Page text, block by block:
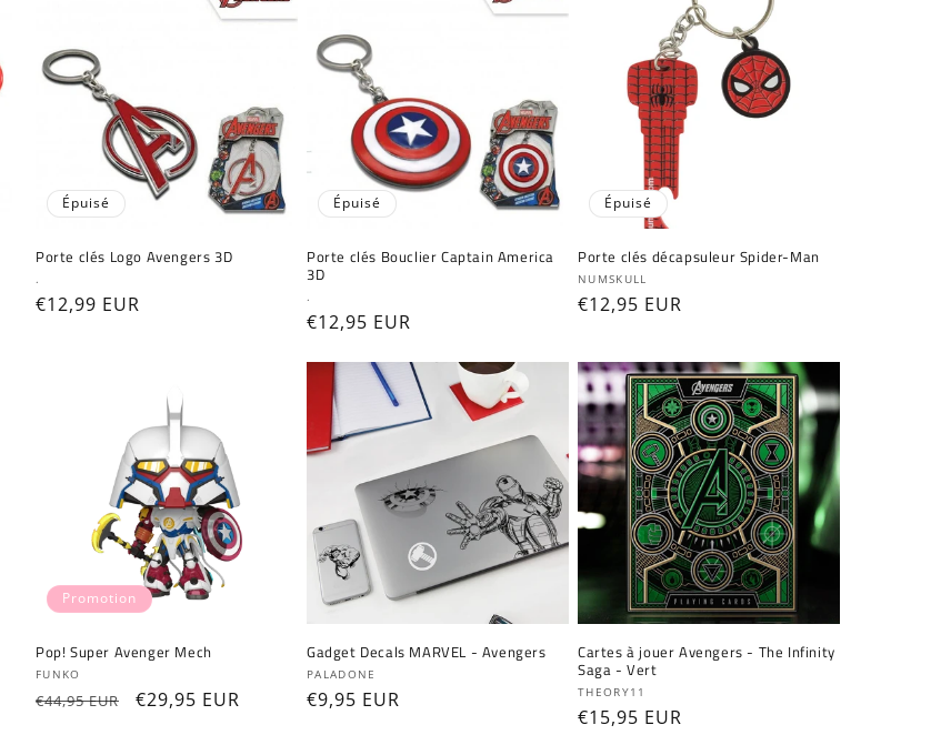
Épuisé
Porte clés Logo Avengers 3D
Fournisseur :
.
Prix
€12,99 EUR
Épuisé
Porte clés Bouclier Captain America
3D
Fournisseur :
.
Prix
€12,95 EUR
Épuisé
Porte clés décapsuleur Spider-Man
Fournisseur :
NUMSKULL
Prix
€12,95 EUR
Promotion
Pop! Super Avenger Mech
Fournisseur :
FUNKO
Prix
€44,95 EUR
Prix
€29,95 EUR
Gadget Decals MARVEL - Avengers
Fournisseur :
PALADONE
Prix
€9,95 EUR
Cartes à jouer Avengers - The Infinity
Saga - Vert
Fournisseur :
THEORY11
Prix
€15,95 EUR